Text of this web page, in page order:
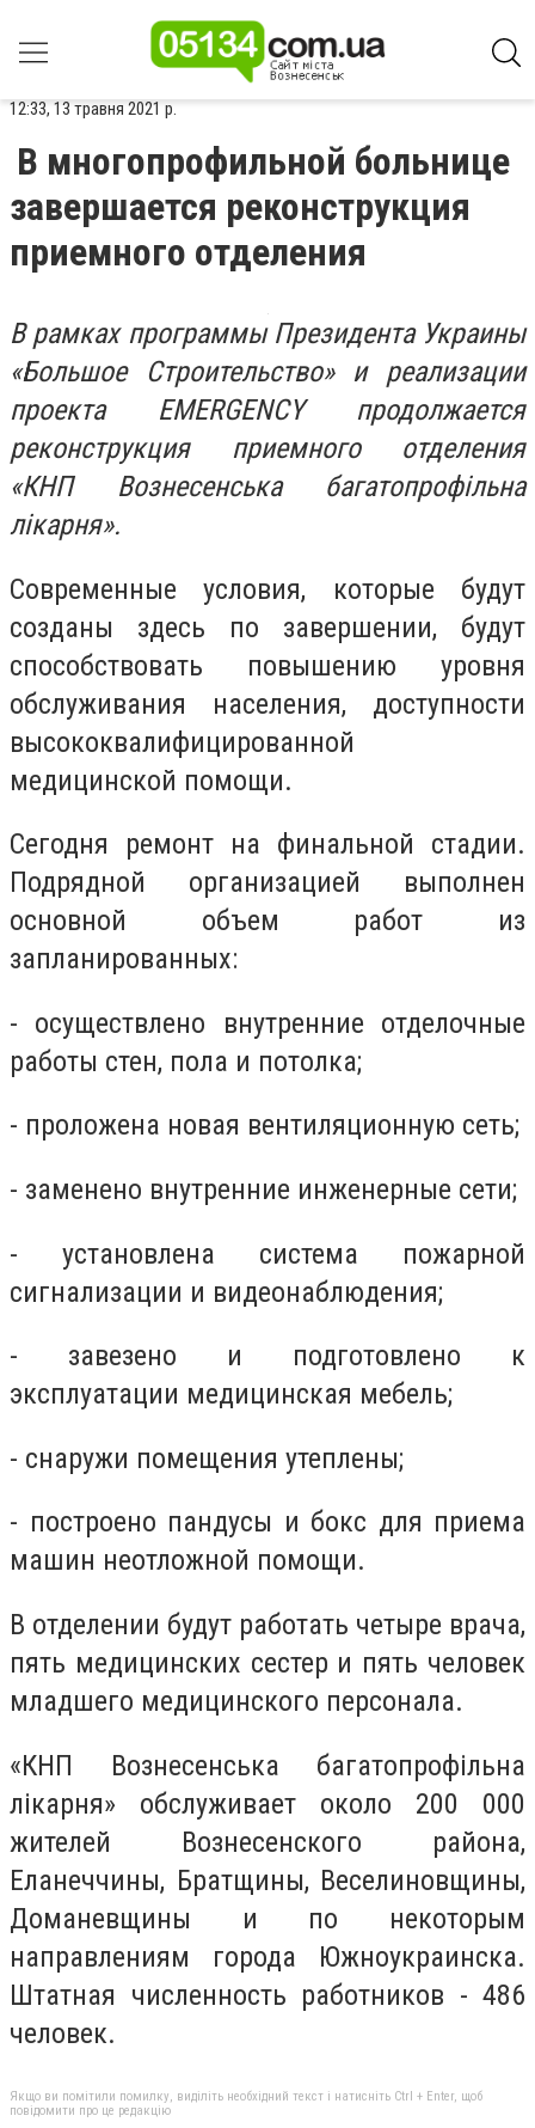
12:33, 13 травня 2021 р.
В многопрофильной больнице
завершается реконструкция
приемного отделения
В рамках программы Президента Украины
«Большое Строительство» и реализации
проекта EMERGENCY продолжается
реконструкция приемного отделения
«КНП Вознесенська багатопрофільна
лікарня».
Современные условия, которые будут
созданы здесь по завершении, будут
способствовать повышению уровня
обслуживания населения, доступности
высококвалифицированной
медицинской помощи.
Сегодня ремонт на финальной стадии.
Подрядной организацией выполнен
основной объем работ из
запланированных:
- осуществлено внутренние отделочные
работы стен, пола и потолка;
- проложена новая вентиляционную сеть;
- заменено внутренние инженерные сети;
- установлена ​​система пожарной
сигнализации и видеонаблюдения;
- завезено и подготовлено к
эксплуатации медицинская мебель;
- снаружи помещения утеплены;
- построено пандусы и бокс для приема
машин неотложной помощи.
В отделении будут работать четыре врача,
пять медицинских сестер и пять человек
младшего медицинского персонала.
«КНП Вознесенська багатопрофільна
лікарня» обслуживает около 200 000
жителей Вознесенского района,
Еланеччины, Братщины, Веселиновщины,
Доманевщины и по некоторым
направлениям города Южноукраинска.
Штатная численность работников - 486
человек.
Якщо ви помітили помилку, виділіть необхідний текст і натисніть Ctrl + Enter, щоб
повідомити про це редакцію